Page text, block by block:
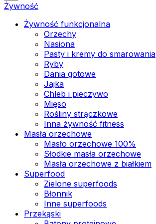
Żywność
Żywność funkcjonalna
Orzechy
Nasiona
Pasty i kremy do smarowania
Ryby
Dania gotowe
Jajka
Chleb i pieczywo
Mięso
Rośliny strączkowe
Inna żywność fitness
Masła orzechowe
Masło orzechowe 100%
Słodkie masła orzechowe
Masła orzechowe z białkiem
Superfood
Zielone superfoods
Błonnik
Inne superfoods
Przekąski